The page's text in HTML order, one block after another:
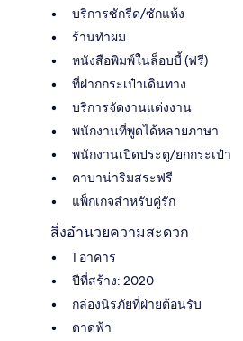
บริการซักรีด/ซักแห้ง
ร้านทำผม
หนังสือพิมพ์ในล็อบบี้ (ฟรี)
ที่ฝากกระเป๋าเดินทาง
บริการจัดงานแต่งงาน
พนักงานที่พูดได้หลายภาษา
พนักงานเปิดประตู/ยกกระเป๋า
คาบาน่าริมสระฟรี
แพ็กเกจสำหรับคู่รัก
สิ่งอำนวยความสะดวก
1 อาคาร
ปีที่สร้าง: 2020
กล่องนิรภัยที่ฝ่ายต้อนรับ
ดาดฟ้า